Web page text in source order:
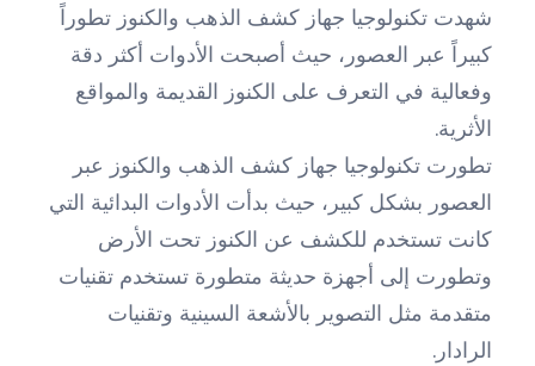
شهدت تكنولوجيا جهاز كشف الذهب والكنوز تطوراً
كبيراً عبر العصور، حيث أصبحت الأدوات أكثر دقة
وفعالية في التعرف على الكنوز القديمة والمواقع
الأثرية.
تطورت تكنولوجيا جهاز كشف الذهب والكنوز عبر
العصور بشكل كبير، حيث بدأت الأدوات البدائية التي
كانت تستخدم للكشف عن الكنوز تحت الأرض
وتطورت إلى أجهزة حديثة متطورة تستخدم تقنيات
متقدمة مثل التصوير بالأشعة السينية وتقنيات
الرادار.